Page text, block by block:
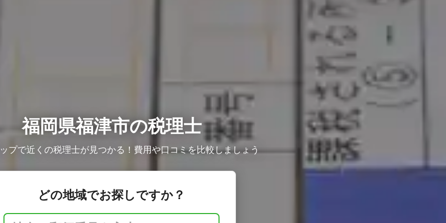
福岡県福津市の税理士
プで近くの税理士が見つかる！費用や口コミを比較しましょう
どの地域でお探しですか？